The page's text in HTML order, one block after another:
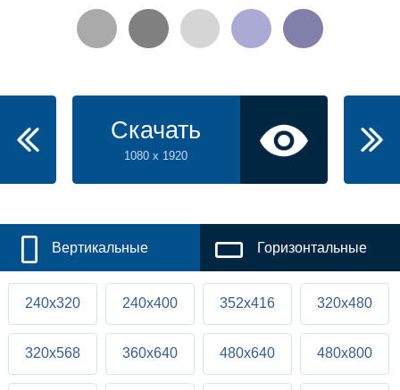
Скачать
1080 x 1920
Вертикальные Горизонтальные
240x320 240x400 352x416 320x480
320x568 360x640 480x640 480x800